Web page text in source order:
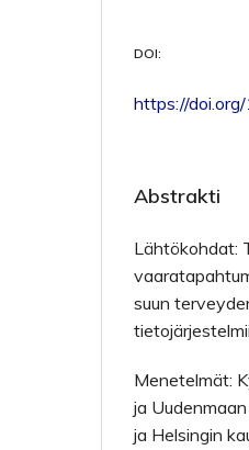
DOI:
https://
Abstrakti
Lähtökohdat:
suun
Menetelmät:
ja
ja Helsingin